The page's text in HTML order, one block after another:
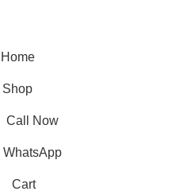
Home
Shop
Call Now
WhatsApp
Cart